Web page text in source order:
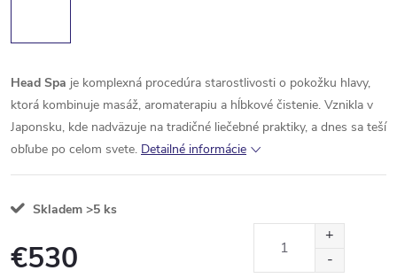
Head Spa je komplexná procedúra starostlivosti o pokožku hlavy,
ktorá kombinuje masáž, aromaterapiu a hĺbkové čistenie. Vznikla v
Japonsku, kde nadväzuje na tradičné liečebné praktiky, a dnes sa teší
obľube po celom svete. Detailné informácie
Skladem >5 ks
€530